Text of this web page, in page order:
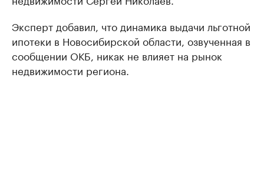
Эксперт добавил, что динамика выдачи льготной
ипотеки в Новосибирской области, озвученная в
сообщении ОКБ, никак не влияет на рынок
недвижимости региона.